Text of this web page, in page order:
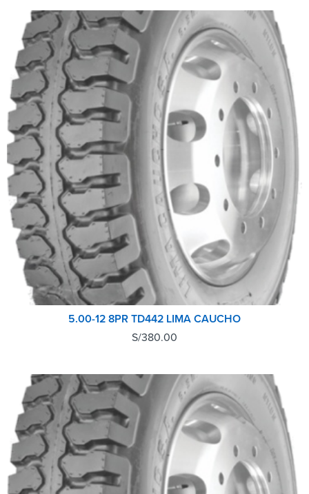
5.00-12 8PR TD442 LIMA CAUCHO
S/380.00